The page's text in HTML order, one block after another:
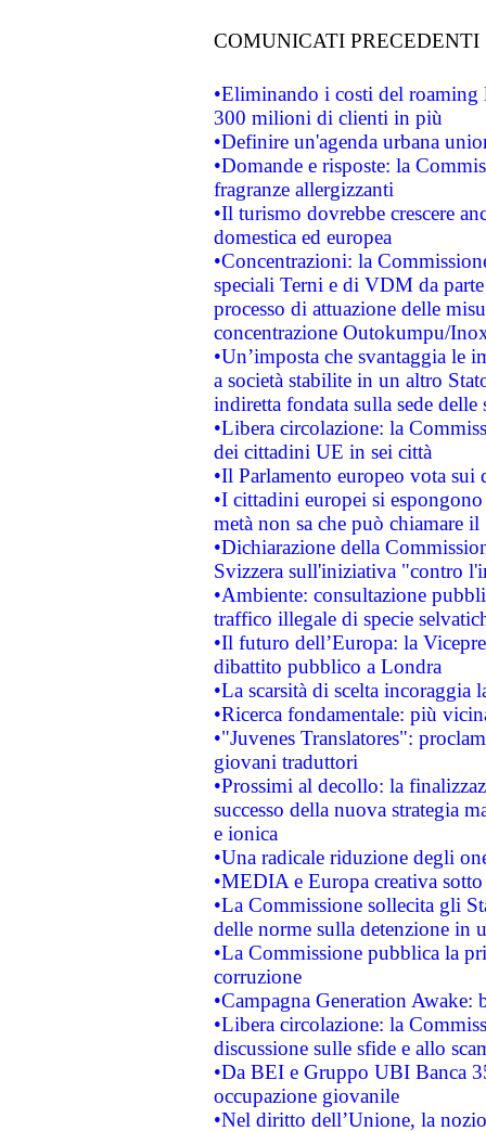
COMUNICATI PRECEDENTI
•Eliminando i costi del roaming
300 milioni di clienti in più
•Definire un'agenda urbana
•Domande e risposte: la
fragranze allergizzanti
•Il turismo dovrebbe crescere
domestica ed europea
•Concentrazioni: la
speciali Terni e di VDM da
processo di attuazione delle
concentrazione Outokumpu/
•Un’imposta che svantaggia le
a società stabilite in un altro
indiretta fondata sulla sede delle
•Libera circolazione: la
dei cittadini UE in sei città
•Il Parlamento europeo vota sui
•I cittadini europei si
metà non sa che può chiamare
•Dichiarazione della
Svizzera sull'iniziativa "contro
•Ambiente: consultazione
traffico illegale di specie
•Il futuro dell’Europa: la
dibattito pubblico a Londra
•La scarsità di scelta
•Ricerca fondamentale: più
•"Juvenes Translatores":
giovani traduttori
•Prossimi al decollo: la
successo della nuova strategia
e ionica
•Una radicale riduzione degli
•MEDIA e Europa creativa
•La Commissione sollecita gli
delle norme sulla detenzione in
•La Commissione pubblica la
corruzione
•Campagna Generation
•Libera circolazione: la
discussione sulle sfide e allo
•Da BEI e Gruppo UBI Banca
occupazione giovanile
•Nel diritto dell’Unione, la